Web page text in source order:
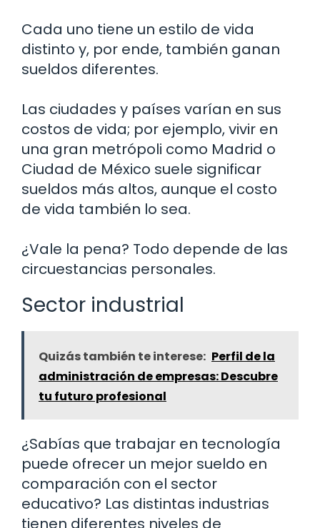
Cada uno tiene un estilo de vida
distinto y, por ende, también ganan
sueldos diferentes.
Las ciudades y países varían en sus
costos de vida; por ejemplo, vivir en
una gran metrópoli como Madrid o
Ciudad de México suele significar
sueldos más altos, aunque el costo
de vida también lo sea.
¿Vale la pena? Todo depende de las
circuestancias personales.
Sector industrial
Quizás también te interese: Perfil de la
administración de empresas: Descubre
tu futuro profesional
¿Sabías que trabajar en tecnología
puede ofrecer un mejor sueldo en
comparación con el sector
educativo? Las distintas industrias
tienen diferentes niveles de